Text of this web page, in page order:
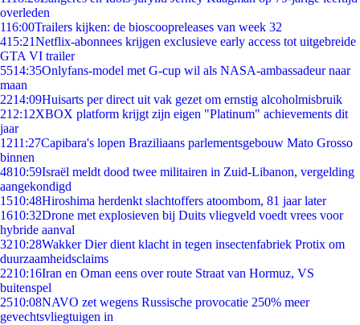
overleden
116:00Trailers kijken: de bioscoopreleases van week 32
415:21Netflix-abonnees krijgen exclusieve early access tot uitgebreide
GTA VI trailer
5514:35Onlyfans-model met G-cup wil als NASA-ambassadeur naar
maan
2214:09Huisarts per direct uit vak gezet om ernstig alcoholmisbruik
212:12XBOX platform krijgt zijn eigen "Platinum" achievements dit
jaar
1211:27Capibara's lopen Braziliaans parlementsgebouw Mato Grosso
binnen
4810:59Israël meldt dood twee militairen in Zuid-Libanon, vergelding
aangekondigd
1510:48Hiroshima herdenkt slachtoffers atoombom, 81 jaar later
1610:32Drone met explosieven bij Duits vliegveld voedt vrees voor
hybride aanval
3210:28Wakker Dier dient klacht in tegen insectenfabriek Protix om
duurzaamheidsclaims
2210:16Iran en Oman eens over route Straat van Hormuz, VS
buitenspel
2510:08NAVO zet wegens Russische provocatie 250% meer
gevechtsvliegtuigen in